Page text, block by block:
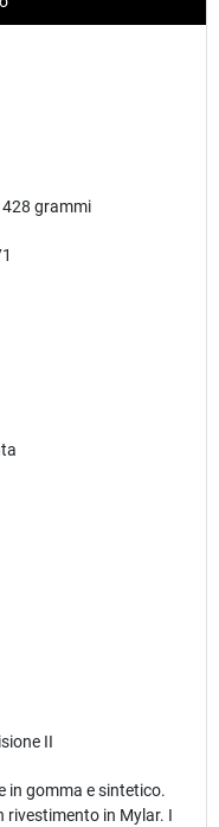
428 grammi
II
in gomma e sintetico.
rivestimento in Mylar. I